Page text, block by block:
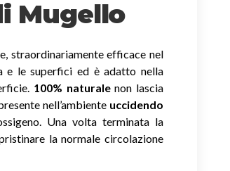
Mugello
straordinariamente efficace nel
e le superfici ed è adatto nella
100% naturalenon lascia
nell’ambiente uccidendo
Una volta terminata la
la normale circolazione